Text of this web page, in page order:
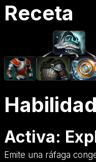
Receta
Activa:
Emite una ráfaga